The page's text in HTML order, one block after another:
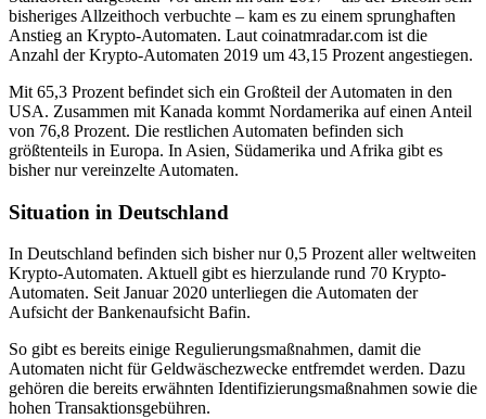
bisheriges Allzeithoch verbuchte – kam es zu einem sprunghaften
Anstieg an Krypto-Automaten. Laut coinatmradar.com ist die
Anzahl der Krypto-Automaten 2019 um 43,15 Prozent angestiegen.
Mit 65,3 Prozent befindet sich ein Großteil der Automaten in den
USA. Zusammen mit Kanada kommt Nordamerika auf einen Anteil
von 76,8 Prozent. Die restlichen Automaten befinden sich
größtenteils in Europa. In Asien, Südamerika und Afrika gibt es
bisher nur vereinzelte Automaten.
Situation in Deutschland
In Deutschland befinden sich bisher nur 0,5 Prozent aller weltweiten
Krypto-Automaten. Aktuell gibt es hierzulande rund 70 Krypto-
Automaten. Seit Januar 2020 unterliegen die Automaten der
Aufsicht der Bankenaufsicht Bafin.
So gibt es bereits einige Regulierungsmaßnahmen, damit die
Automaten nicht für Geldwäschezwecke entfremdet werden. Dazu
gehören die bereits erwähnten Identifizierungsmaßnahmen sowie die
hohen Transaktionsgebühren.